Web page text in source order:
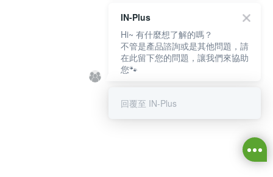
IN-Plus
Hi~ 有什麼想了解的嗎？
不管是產品諮詢或是其他問題，請
在此留下您的問題，讓我們來協助
您🐾
回覆至 IN-Plus